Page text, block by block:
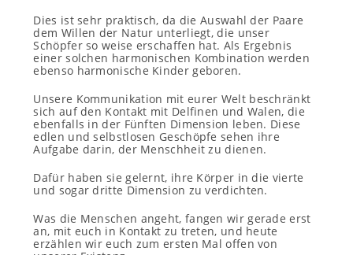
Dies ist sehr praktisch, da die Auswahl der Paare
dem Willen der Natur unterliegt, die unser
Schöpfer so weise erschaffen hat. Als Ergebnis
einer solchen harmonischen Kombination werden
ebenso harmonische Kinder geboren.
Unsere Kommunikation mit eurer Welt beschränkt
sich auf den Kontakt mit Delfinen und Walen, die
ebenfalls in der Fünften Dimension leben. Diese
edlen und selbstlosen Geschöpfe sehen ihre
Aufgabe darin, der Menschheit zu dienen.
Dafür haben sie gelernt, ihre Körper in die vierte
und sogar dritte Dimension zu verdichten.
Was die Menschen angeht, fangen wir gerade erst
an, mit euch in Kontakt zu treten, und heute
erzählen wir euch zum ersten Mal offen von